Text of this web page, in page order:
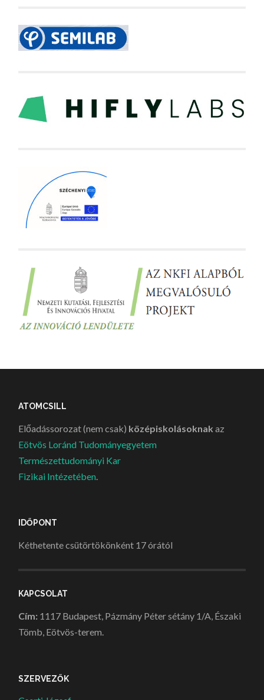
ATOMCSILL
Előadássorozat (nem csak) középiskolásoknak az
Eötvös Loránd Tudományegyetem
Természettudományi Kar
Fizikai Intézetében
IDŐPONT
Kéthetente csütörtökönként 17 órától
KAPCSOLAT
Cím: 1117 Budapest, Pázmány Péter sétány 1/A, Északi
Tömb, Eötvös-terem.
SZERVEZŐK